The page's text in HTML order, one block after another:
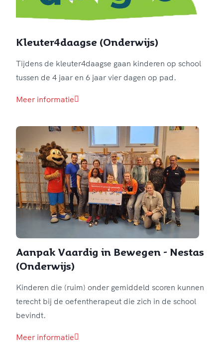
Kleuter4daagse (Onderwijs)
Tijdens de kleuter4daagse gaan kinderen op school
tussen de 4 jaar en 6 jaar vier dagen op pad.
Meer informatie
Aanpak Vaardig in Bewegen - Nestas
(Onderwijs)
Kinderen die (ruim) onder gemiddeld scoren kunnen
terecht bij de oefentherapeut die zich in de school
bevindt.
Meer informatie